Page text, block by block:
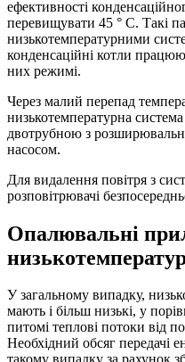
ефективності
перевищувати 45 ° С. Такі
низькотемпературними
конденсаційні котли
них режимі.
Через малий перепад
низькотемпературна
двотрубною з
насосом.
Для видалення повітря з
розповітрювачі
Опалювальні
У загальному випадку,
мають і більш низькі, у
питомі теплові потоки від
Необхідний обсяг передачі